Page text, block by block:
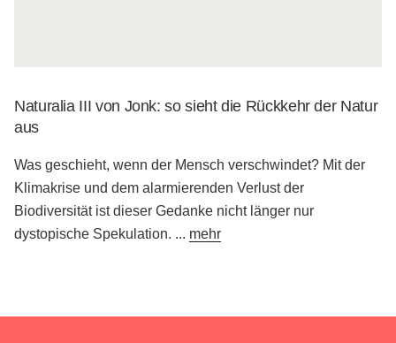
Naturalia III von Jonk: so sieht die Rückkehr der Natur
aus
Was geschieht, wenn der Mensch verschwindet? Mit der
Klimakrise und dem alarmierenden Verlust der
Biodiversität ist dieser Gedanke nicht länger nur
dystopische Spekulation. ... mehr